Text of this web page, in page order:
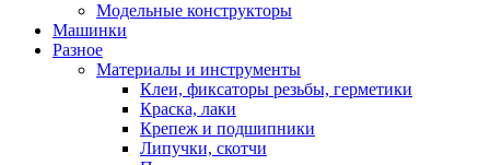
Модельные конструкторы
Машинки
Разное
Материалы и инструменты
Клеи, фиксаторы резьбы, герметики
Краска, лаки
Крепеж и подшипники
Липучки, скотчи